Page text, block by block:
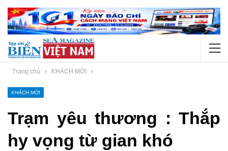
Trang chủ KHÁCH MỜI
KHÁCH MỜI
Trạm yêu thương : Thắp
hy vọng từ gian khó